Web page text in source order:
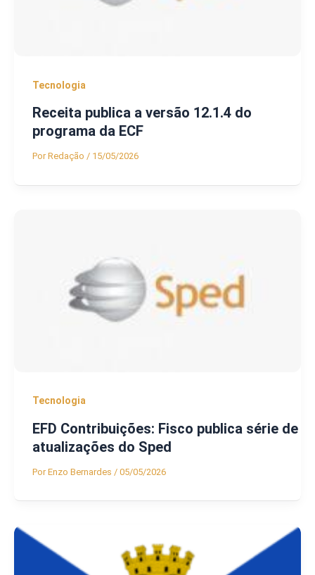
Tecnologia
Receita publica a versão 12.1.4 do
programa da ECF
PorRedação / 15/05/2026
Tecnologia
EFD Contribuições: Fisco publica série de
atualizações do Sped
PorEnzo Bernardes / 05/05/2026